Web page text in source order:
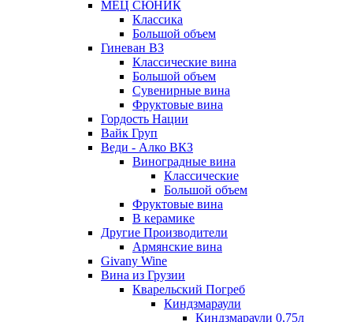
МЕЦ СЮНИК
Классика
Большой объем
Гиневан ВЗ
Классические вина
Большой объем
Сувенирные вина
Фруктовые вина
Гордость Нации
Вайк Груп
Веди - Алко ВКЗ
Виноградные вина
Классические
Большой объем
Фруктовые вина
В керамике
Другие Производители
Армянские вина
Givany Wine
Вина из Грузии
Кварельский Погреб
Киндзмараули
Киндзмараули 0,75л